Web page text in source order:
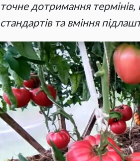
точне дотримання
стандартів та вміння